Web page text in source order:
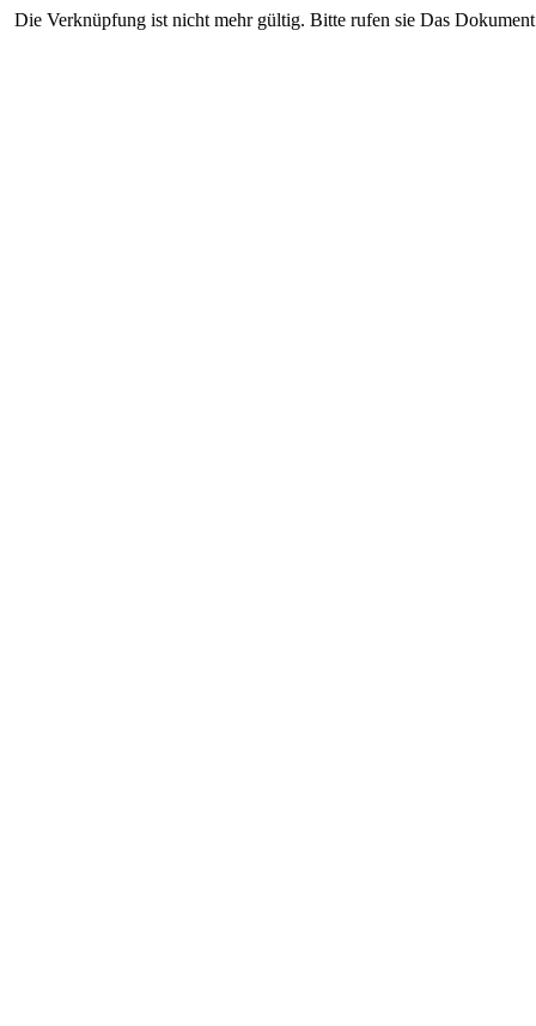
Die Verknüpfung ist nicht mehr gültig. Bitte rufen sie Das Dokument